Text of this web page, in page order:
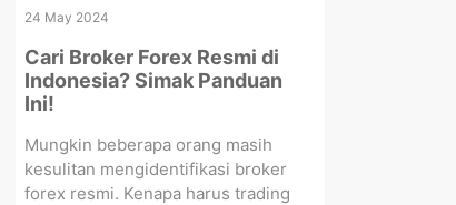
24 May 2024
Cari Broker Forex Resmi di
Indonesia? Simak Panduan
Ini!
Mungkin beberapa orang masih
kesulitan mengidentifikasi broker
forex resmi. Kenapa harus trading